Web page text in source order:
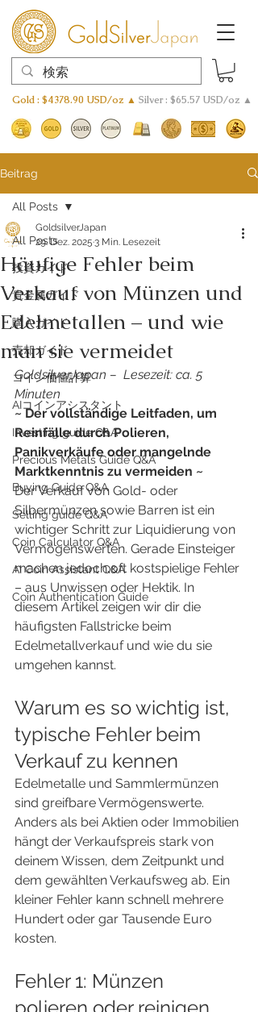
Gold : $4378.90 USD/oz ▲ Silver : $65.57 USD/oz ▲
Beitrag
All Posts
投資ガイド
貴金属ガイド
購入ガイド
売却ガイド
​コイン価値計算
AIコインアシスタント
Investing guide Q&A
Precious Metals Guide Q&A
Buying Guide Q&A
Selling guide Q&A
Coin Calculator Q&A
AI Coin Assistant Q&A
Coin Authentication Guide
All Posts
Häufige Fehler beim
Verkauf von Münzen und
Edelmetallen – und wie
man sie vermeidet
GoldsilverJapan
29. Dez. 2025 3 Min. Lesezeit
GoldsilverJapan –  Lesezeit: ca. 5
Minuten
~ Der vollständige Leitfaden, um
Reinfälle durch Polieren,
Panikverkäufe oder mangelnde
Marktkenntnis zu vermeiden ~
Der Verkauf von Gold- oder
Silbermünzen sowie Barren ist ein
wichtiger Schritt zur Liquidierung von
Vermögenswerten. Gerade Einsteiger
machen jedoch oft kostspielige Fehler
– aus Unwissen oder Hektik. In
diesem Artikel zeigen wir dir die
häufigsten Fallstricke beim
Edelmetallverkauf und wie du sie
umgehen kannst.
Warum es so wichtig ist,
typische Fehler beim
Verkauf zu kennen
Edelmetalle und Sammlermünzen
sind greifbare Vermögenswerte.
Anders als bei Aktien oder Immobilien
hängt der Verkaufspreis stark von
deinem Wissen, dem Zeitpunkt und
dem gewählten Verkaufsweg ab. Ein
kleiner Fehler kann schnell mehrere
Hundert oder gar Tausende Euro
kosten.
Fehler 1: Münzen
polieren oder reinigen